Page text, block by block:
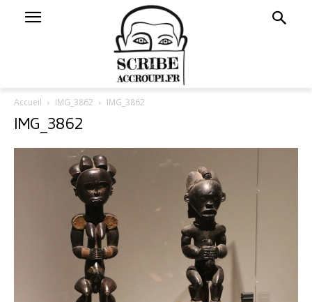
Accueil IMG_3862 IMG_3862
IMG_3862